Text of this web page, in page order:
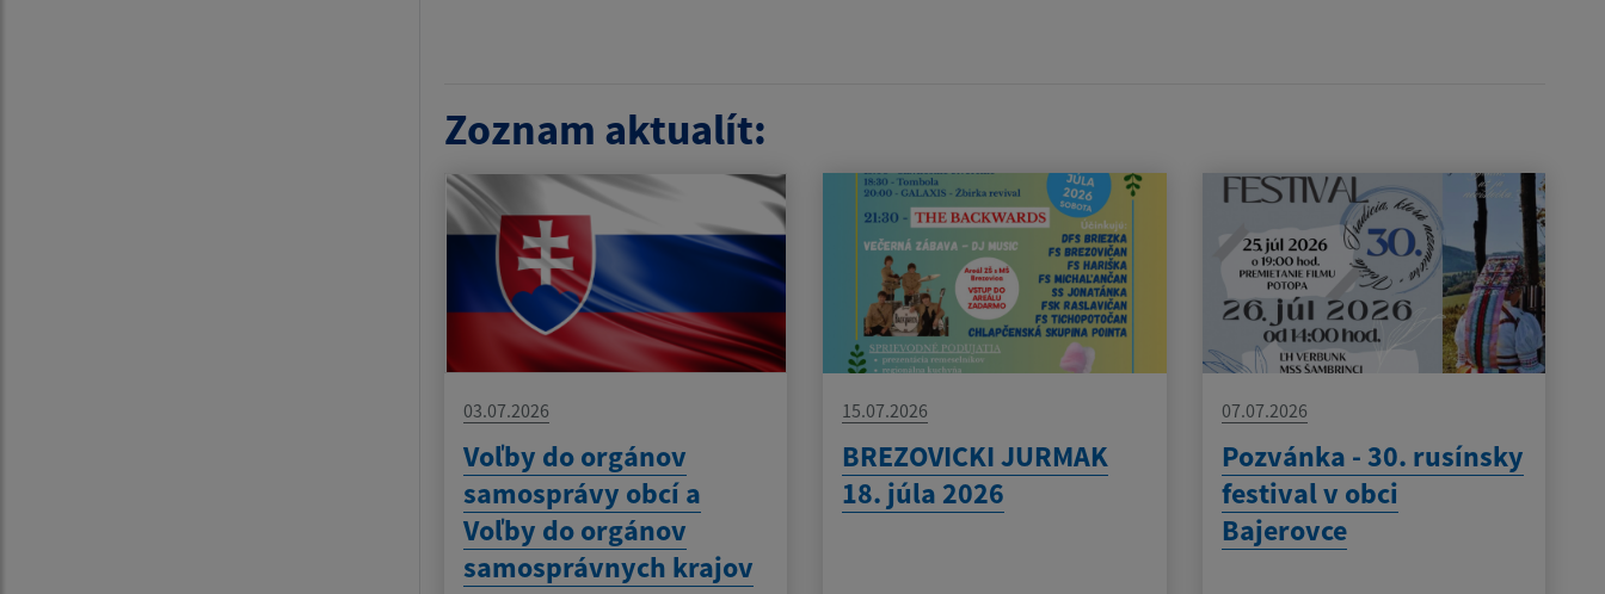
Zoznam aktualít:
03.07.2026
Voľby do orgánov
samosprávy obcí a
Voľby do orgánov
samosprávnych krajov
15.07.2026
BREZOVICKI JURMAK
18. júla 2026
07.07.2026
Pozvánka - 30. rusínsky
festival v obci
Bajerovce